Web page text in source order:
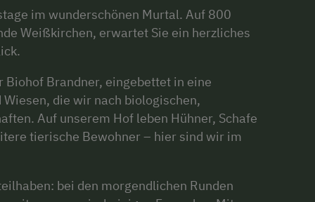
im wunderschönen Murtal. Auf 800
Weißkirchen, erwartet Sie ein herzliches
Biohof Brandner, eingebettet in eine
die wir nach biologischen,
Auf unserem Hof leben Hühner, Schafe
tierische Bewohner – hier sind wir im
bei den morgendlichen Runden